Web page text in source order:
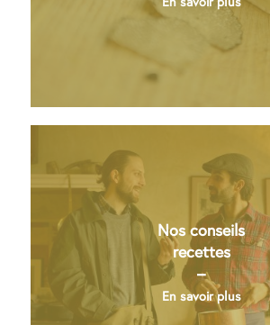
Nos conseils
recettes
–
En savoir plus